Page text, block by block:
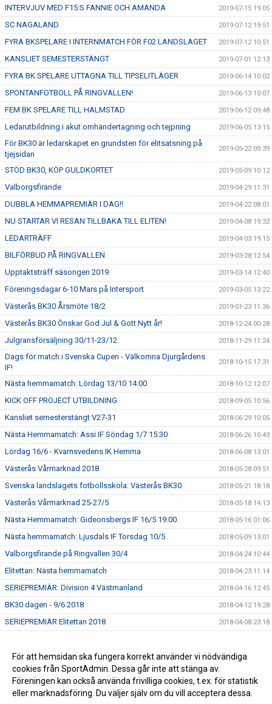
INTERVJUV MED F15:S FANNIE OCH AMANDA 2019-07-15 19:05
SC NAGALAND 2019-07-12 19:51
FYRA BKSPELARE I INTERNMATCH FÖR F02 LANDSLAGET 2019-07-12 10:51
KANSLIET SEMESTERSTÄNGT 2019-07-01 12:13
FYRA BK SPELARE UTTAGNA TILL TIPSELITLÄGER 2019-06-14 10:02
SPONTANFOTBOLL PÅ RINGVALLEN! 2019-06-13 10:07
FEM BK SPELARE TILL HALMSTAD 2019-06-12 09:48
Ledarutbildning i akut omhändertagning och tejpning 2019-06-05 13:15
För BK30 är ledarskapet en grundsten för elitsatsning på
tjejsidan
2019-05-22 09:39
STÖD BK30, KÖP GULDKORTET 2019-05-09 10:12
Valborgsfirande 2019-04-29 11:31
DUBBLA HEMMAPREMIÄR I DAG!! 2019-04-22 08:01
NU STARTAR VI RESAN TILLBAKA TILL ELITEN! 2019-04-08 19:32
LEDARTRÄFF 2019-04-03 19:15
BILFÖRBUD PÅ RINGVALLEN 2019-03-28 12:54
Upptaktsträff säsongen 2019 2019-03-14 12:40
Föreningsdagar 6-10 Mars på Intersport 2019-03-05 13:22
Västerås BK30 Årsmöte 18/2 2019-01-23 11:36
Västerås BK30 Önskar God Jul & Gott Nytt år! 2018-12-24 00:28
Julgransförsäljning 30/11-23/12 2018-11-29 11:24
Dags för match i Svenska Cupen - Välkomna Djurgårdens
IF!
2018-10-15 17:31
Nästa hemmamatch: Lördag 13/10 14:00 2018-10-12 12:07
KICK OFF PROJECT UTBILDNING 2018-09-05 10:56
Kansliet semesterstängt V27-31 2018-06-29 10:05
Nästa Hemmamatch: Assi IF Söndag 1/7 15:30 2018-06-26 10:43
Lördag 16/6 - Kvarnsvedens IK Hemma 2018-06-08 13:01
Västerås Vårmarknad 2018 2018-05-28 09:51
Svenska landslagets fotbollsskola: Västerås BK30 2018-05-21 18:18
Västerås Vårmarknad 25-27/5 2018-05-18 14:13
Nästa Hemmamatch: Gideonsbergs IF 16/5 19:00 2018-05-16 01:06
Nästa hemmamatch: Ljusdals IF Torsdag 10/5 2018-05-09 13:01
Valborgsfirande på Ringvallen 30/4 2018-04-24 10:44
Elitettan: Nästa hemmamatch 2018-04-23 11:14
SERIEPREMIÄR: Division 4 Västmanland 2018-04-16 12:45
BK30 dagen - 9/6 2018 2018-04-12 19:28
SERIEPREMIÄR Elitettan 2018 2018-04-08 23:18
Uppstart för Pojkar födda 2011 2018-03-13 09:44
Julgransförsäljning 2017-12-15 13:38
För att hemsidan ska fungera korrekt använder vi nödvändiga
cookies från SportAdmin. Dessa går inte att stänga av.
Föreningen kan också använda frivilliga cookies, t.ex. för statistik
eller marknadsföring. Du väljer själv om du vill acceptera dessa.